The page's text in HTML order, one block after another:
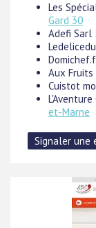
Les
Gard 30
Adefi Sarl :
Aux Fruits
Cuistot
et-Marne